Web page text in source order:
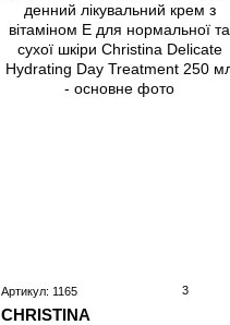
Артикул: 1165 3
CHRISTINA